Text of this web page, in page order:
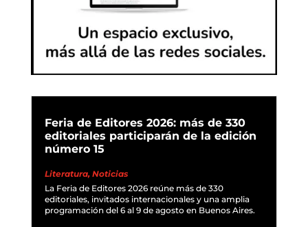
Feria de Editores 2026: más de 330
editoriales participarán de la edición
número 15
Literatura, Noticias
La Feria de Editores 2026 reúne más de 330
editoriales, invitados internacionales y una amplia
programación del 6 al 9 de agosto en Buenos Aires.